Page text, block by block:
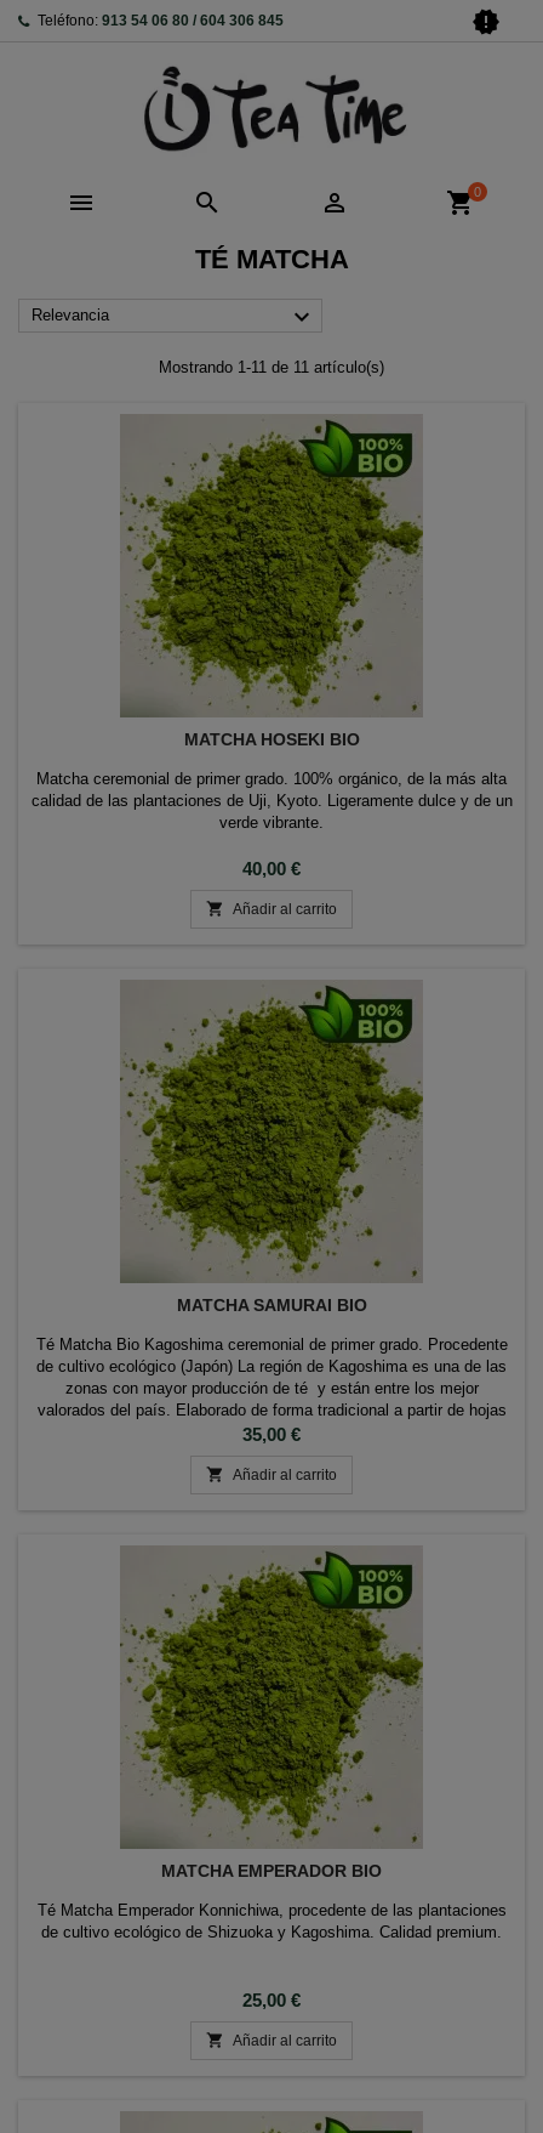
Teléfono: 913 54 06 80 / 604 306 845 new_releases
   shopping_cart0
TÉ MATCHA
Relevancia 
Mostrando 1-11 de 11 artículo(s)
MATCHA HOSEKI BIO
Matcha ceremonial de primer grado. 100% orgánico, de la más alta
calidad de las plantaciones de Uji, Kyoto. Ligeramente dulce y de un
verde vibrante.
Precio
40,00 €
 Añadir al carrito
MATCHA SAMURAI BIO
Té Matcha Bio Kagoshima ceremonial de primer grado. Procedente
de cultivo ecológico (Japón) La región de Kagoshima es una de las
zonas con mayor producción de té y están entre los mejor
valorados del país. Elaborado de forma tradicional a partir de hojas
de Té Matcha de gran calidad delicadamente molidas, su color verde
Precio
35,00 €
 Añadir al carrito
MATCHA EMPERADOR BIO
Té Matcha Emperador Konnichiwa, procedente de las plantaciones
de cultivo ecológico de Shizuoka y Kagoshima. Calidad premium.
Precio
25,00 €
 Añadir al carrito